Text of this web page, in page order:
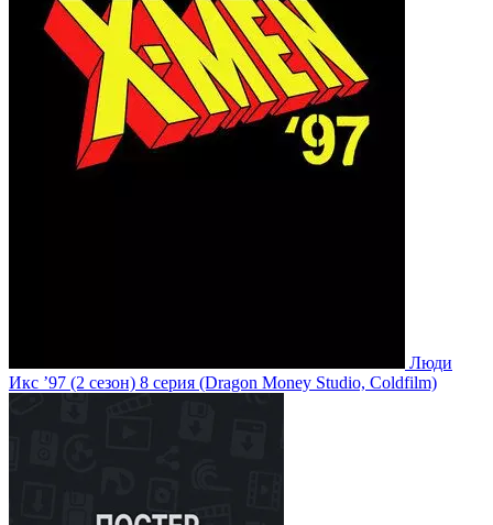
Люди
Икс ’97 (2 сезон) 8 серия (Dragon Money Studio, Coldfilm)